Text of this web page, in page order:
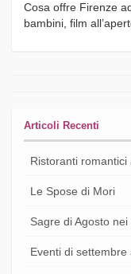
Cosa offre Firenze
bambini, film
Articoli Recenti
Ristoranti romantici
Le Spose di Mori
Sagre di Agosto
Eventi di settembre